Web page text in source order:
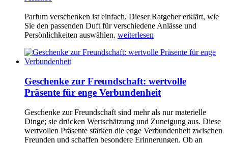
Parfum verschenken ist einfach. Dieser Ratgeber erklärt, wie
Sie den passenden Duft für verschiedene Anlässe und
Persönlichkeiten auswählen. weiterlesen
Geschenke zur Freundschaft: wertvolle
Präsente für enge Verbundenheit
Geschenke zur Freundschaft sind mehr als nur materielle
Dinge; sie drücken Wertschätzung und Zuneigung aus. Diese
wertvollen Präsente stärken die enge Verbundenheit zwischen
Freunden und schaffen besondere Erinnerungen. Ob an